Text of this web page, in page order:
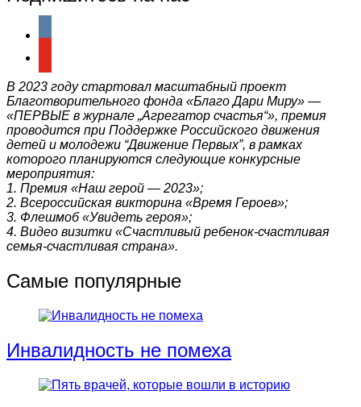
В 2023 году стартовал масштабный проект
Благотворительного фонда «Благо Дари Миру» —
«ПЕРВЫЕ в журнале „Агрегатор счастья“», премия
проводится при Поддержке Российского движения
детей и молодежи “Движение Первых”, в рамках
которого планируются следующие конкурсные
мероприятия:
1. Премия «Наш герой — 2023»;
2. Всероссийская викторина «Время Героев»;
3. Флешмоб «Увидеть героя»;
4. Видео визитки «Счастливый ребенок-счастливая
семья-счастливая страна».
Самые популярные
Инвалидность не помеха